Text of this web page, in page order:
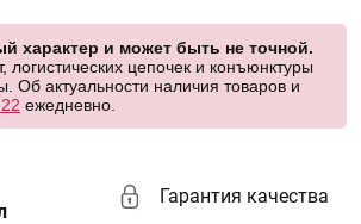
характер и может быть не точной.
цепочек и конъюнктуры
актуальности наличия товаров и
ежедневно.
Гарантия качества